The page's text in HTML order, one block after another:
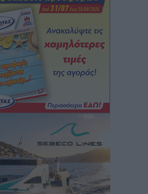
για τον Τουρισμό
επενδυτικό χάρτη της Ρόδου
2 ώρες
«Η Πρωτοβάθμια Φροντίδα
φτάνει σε κάθε γωνιά – Ενισχύουμε
αποδυναμώνουμε»
ώρες
όραμα πίσω από τα δύο νέα
ώρες